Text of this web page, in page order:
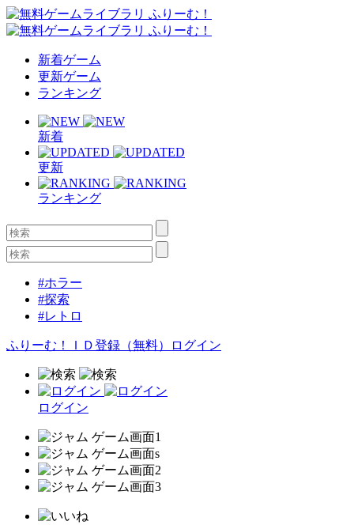
新着ゲーム
更新ゲーム
ランキング
新着
更新
ランキング
#ホラー
#探索
#レトロ
ふりーむ！ＩＤ登録（無料） ログイン
ログイン